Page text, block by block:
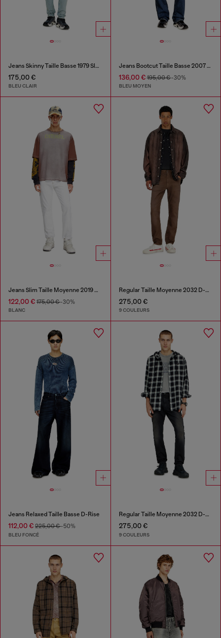
Jeans Skinny Taille Basse 1979 Sleenker
175,00 €
BLEU CLAIR
Jeans Bootcut Taille Basse 2007 Zatiny
136,00 €195,00 €-30%
BLEU MOYEN
Jeans Slim Taille Moyenne 2019 D-Strukt
122,00 € 175,00 €-30%
BLANC
Regular Taille Moyenne 2032 D-Krooley-BW Joggjeans®
275,00 €
9 COULEURS
Jeans Relaxed Taille Basse D-Rise
112,00 € 225,00 €-50%
BLEU FONCÉ
Regular Taille Moyenne 2032 D-Krooley-BW Joggjeans®
275,00 €
9 COULEURS